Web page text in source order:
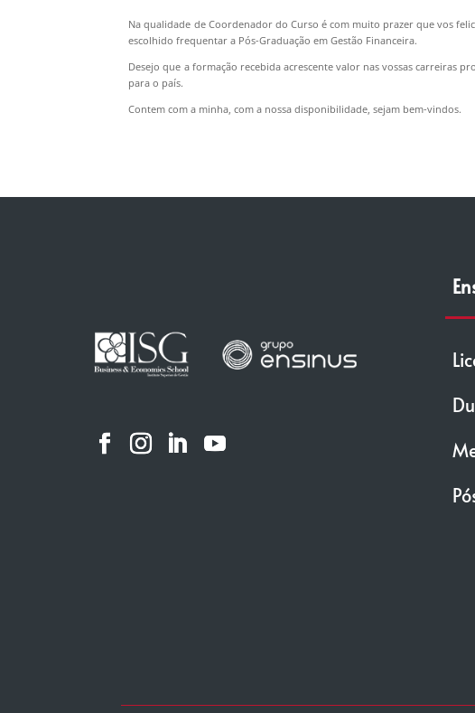
Na qualidade de Coordenador do Curso é com muito prazer que vos
escolhido frequentar a Pós-Graduação em Gestão Financeira.
Desejo que a formação recebida acrescente valor nas vossas carreiras
para o país.
Contem com a minha, com a nossa disponibilidade, sejam bem-vindos.